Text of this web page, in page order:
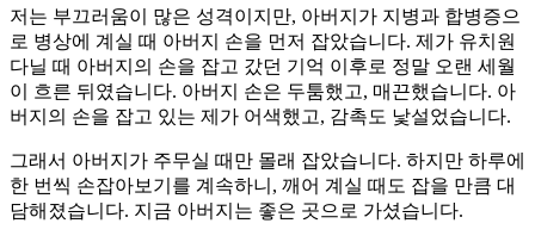
저는 부끄러움이 많은 성격이지만, 아버지가 지병과 합병증으
로 병상에 계실 때 아버지 손을 먼저 잡았습니다. 제가 유치원
다닐 때 아버지의 손을 잡고 갔던 기억 이후로 정말 오랜 세월
이 흐른 뒤였습니다. 아버지 손은 두툼했고, 매끈했습니다. 아
버지의 손을 잡고 있는 제가 어색했고, 감촉도 낯설었습니다.
그래서 아버지가 주무실 때만 몰래 잡았습니다. 하지만 하루에
한 번씩 손잡아보기를 계속하니, 깨어 계실 때도 잡을 만큼 대
담해졌습니다. 지금 아버지는 좋은 곳으로 가셨습니다.